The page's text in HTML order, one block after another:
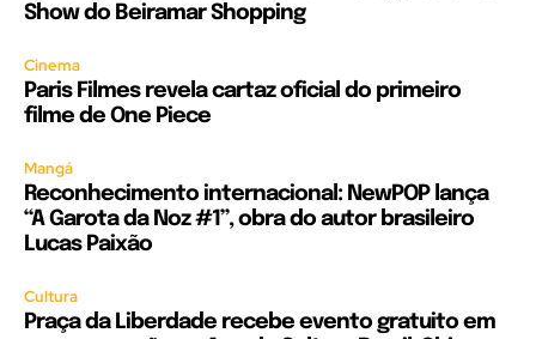
Show do Beiramar Shopping
Cinema
Paris Filmes revela cartaz oficial do primeiro
filme de One Piece
Mangá
Reconhecimento internacional: NewPOP lança
“A Garota da Noz #1”, obra do autor brasileiro
Lucas Paixão
Cultura
Praça da Liberdade recebe evento gratuito em